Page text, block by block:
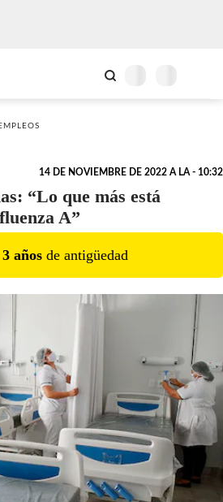
14 DE NOVIEMBRE DE 2022 A LA - 10:32
“Lo que más está
A”
3 años de antigüedad